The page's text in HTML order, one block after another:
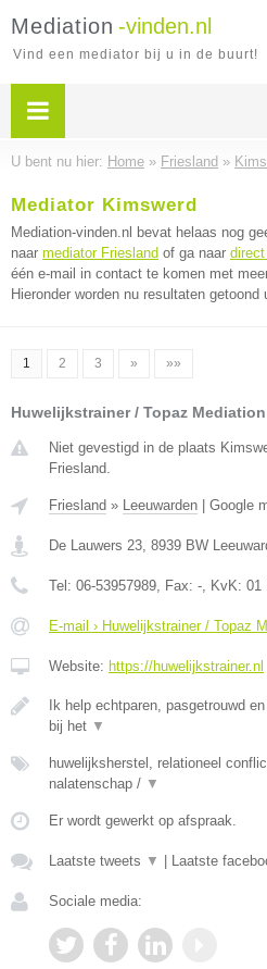
Mediation -vinden.nl
Vind een mediator bij u in de buurt!
U bent nu hier: Home » Friesland »
Mediator Kimswerd
Mediation-vinden.nl bevat helaas nog
naar mediator Friesland of ga naar
één e-mail in contact te komen met
Hieronder worden nu resultaten
1 2 3 » »»
Huwelijkstrainer / Topaz
Niet gevestigd in de plaats
Friesland.
Friesland » Leeuwarden Google
De Lauwers 23, 8939 BW
Tel: 06-53957989, Fax: -, KvK: 01
E-mail › Huwelijkstrainer / Topaz
Website: https://huwelijkstrainer.nl
Ik help echtparen, pasgetrouwd
bij het ▼
huwelijksherstel, relationeel
nalatenschap / ▼
Er wordt gewerkt op afspraak.
Laatste tweets ▼ Laatste
Sociale media: